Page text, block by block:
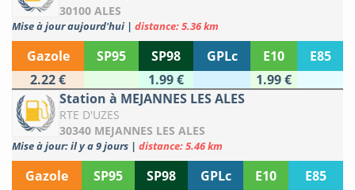
30100 ALES
Mise à jour aujourd'hui | distance: 5.36 km
Gazole SP95 SP98 GPLc E10
E85
2.22 €
1.99 €
1.99 €
Station à MEJANNES LES ALES
RTE D'UZES
30340 MEJANNES LES ALES
Mise à jour: il y a 9 jours | distance: 5.46 km
Gazole SP95 SP98 GPLc E10
E85